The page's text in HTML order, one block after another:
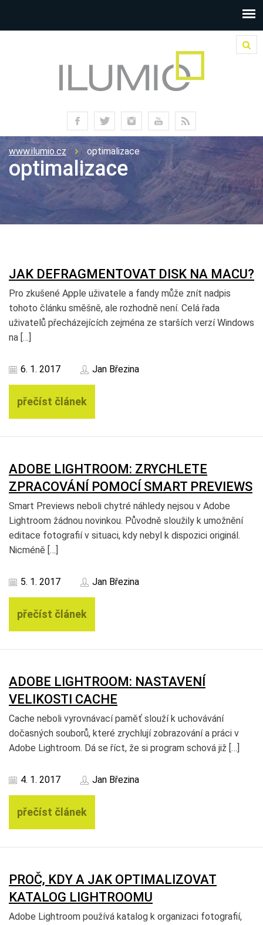
www.ilumio.cz optimalizace
optimalizace
JAK DEFRAGMENTOVAT DISK NA MACU?
Pro zkušené Apple uživatele a fandy může znít nadpis
tohoto článku směšně, ale rozhodně není. Celá řada
uživatelů přecházejících zejména ze starších verzí Windows
na […]
6. 1. 2017 Jan Březina
přečíst článek
ADOBE LIGHTROOM: ZRYCHLETE
ZPRACOVÁNÍ POMOCÍ SMART PREVIEWS
Smart Previews neboli chytré náhledy nejsou v Adobe
Lightroom žádnou novinkou. Původně sloužily k umožnění
editace fotografií v situaci, kdy nebyl k dispozici originál.
Nicméně […]
5. 1. 2017 Jan Březina
přečíst článek
ADOBE LIGHTROOM: NASTAVENÍ
VELIKOSTI CACHE
Cache neboli vyrovnávací paměť slouží k uchovávání
dočasných souborů, které zrychlují zobrazování a práci v
Adobe Lightroom. Dá se říct, že si program schová již […]
4. 1. 2017 Jan Březina
přečíst článek
PROČ, KDY A JAK OPTIMALIZOVAT
KATALOG LIGHTROOMU
Adobe Lightroom používá katalog k organizaci fotografií,